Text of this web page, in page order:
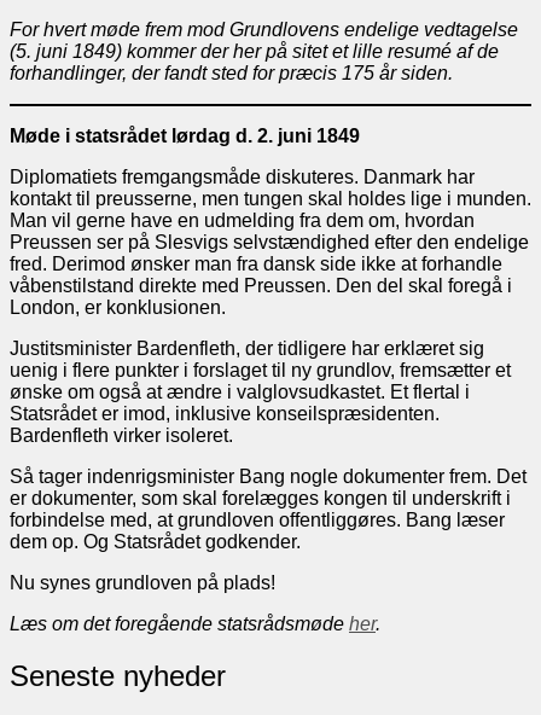
For hvert møde frem mod Grundlovens endelige vedtagelse
(5. juni 1849) kommer der her på sitet et lille resumé af de
forhandlinger, der fandt sted for præcis 175 år siden.
Møde i statsrådet lørdag d. 2. juni 1849
Diplomatiets fremgangsmåde diskuteres. Danmark har
kontakt til preusserne, men tungen skal holdes lige i munden.
Man vil gerne have en udmelding fra dem om, hvordan
Preussen ser på Slesvigs selvstændighed efter den endelige
fred. Derimod ønsker man fra dansk side ikke at forhandle
våbenstilstand direkte med Preussen. Den del skal foregå i
London, er konklusionen.
Justitsminister Bardenfleth, der tidligere har erklæret sig
uenig i flere punkter i forslaget til ny grundlov, fremsætter et
ønske om også at ændre i valglovsudkastet. Et flertal i
Statsrådet er imod, inklusive konseilspræsidenten.
Bardenfleth virker isoleret.
Så tager indenrigsminister Bang nogle dokumenter frem. Det
er dokumenter, som skal forelægges kongen til underskrift i
forbindelse med, at grundloven offentliggøres. Bang læser
dem op. Og Statsrådet godkender.
Nu synes grundloven på plads!
Læs om det foregående statsrådsmøde her.
Seneste nyheder